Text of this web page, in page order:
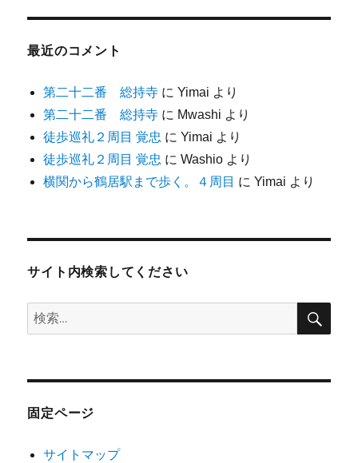
最近のコメント
第二十二番 総持寺 にYimai より
第二十二番 総持寺 に Mwashi より
徒歩巡礼２周目 覚忠 にYimai より
徒歩巡礼２周目 覚忠 にWashio より
横関から鶴居駅まで歩く。４周目 にYimai より
サイト内検索してください
検
索:
検
固定ページ
サイトマップ